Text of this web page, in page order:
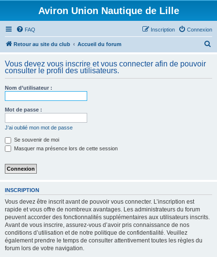
Aviron Union Nautique de Lille
FAQ Connexion
Inscription
Retour au site du club Accueil du forum
h
Vous devez vous inscrire et vous connecter afin de pouvoir
consulter le profil des utilisateurs.
Nom d’utilisateur :
Mot de passe :
J’ai oublié mon mot de passe
Se souvenir de moi
Masquer ma présence lors de cette session
INSCRIPTION
Vous devez être inscrit avant de pouvoir vous connecter. L’inscription est
rapide et vous offre de nombreux avantages. Les administrateurs du forum
peuvent accorder des fonctionnalités supplémentaires aux utilisateurs inscrits.
Avant de vous inscrire, assurez-vous d’avoir pris connaissance de nos
conditions d’utilisation et de notre politique de confidentialité. Veuillez
également prendre le temps de consulter attentivement toutes les règles du
forum lors de votre navigation.